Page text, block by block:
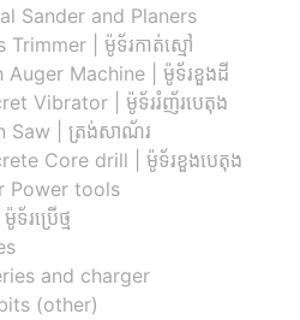
Sander and Planers
Trimmer | ម៉ូទ័រកាត់ស្មៅ
Auger Machine | ម៉ូទ័រខួងដី
Vibrator | ម៉ូទ័ររំញ័របេតុង
Saw | ត្រង់សាណ័រ
Core drill | ម៉ូទ័រខួងបេតុង
Power tools
រប្រើថ្ម
and charger
(other)